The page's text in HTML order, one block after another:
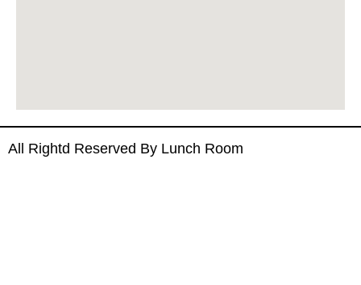
All Rightd Reserved By Lunch Room